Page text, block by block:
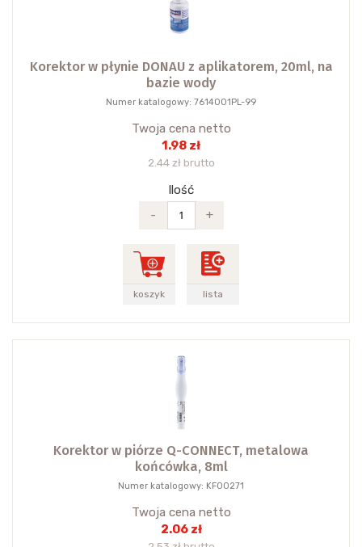
Korektor w płynie DONAU z aplikatorem, 20ml, na
bazie wody
Numer katalogowy: 7614001PL-99
Twoja cena netto
1.98 zł
2.44 zł brutto
Ilość
-
+
koszyk lista
Korektor w piórze Q-CONNECT, metalowa
końcówka, 8ml
Numer katalogowy: KF00271
Twoja cena netto
2.06 zł